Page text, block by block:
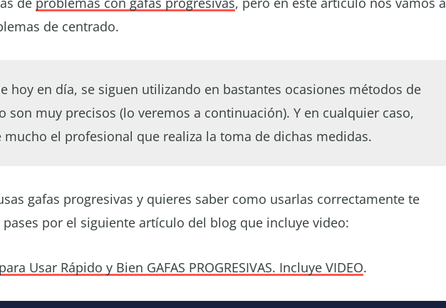
de centrado.
hoy en día, se siguen utilizando en bastantes ocasiones métodos de
son muy precisos (lo veremos a continuación). Y en cualquier caso,
el profesional que realiza la toma de dichas medidas.
gafas progresivas y quieres saber como usarlas correctamente te
por el siguiente artículo del blog que incluye video:
Usar Rápido y Bien GAFAS PROGRESIVAS. Incluye VIDEO.